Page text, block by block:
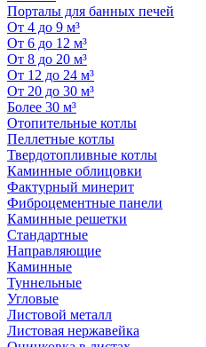
Порталы для банных печей
От 4 до 9 м³
От 6 до 12 м³
От 8 до 20 м³
От 12 до 24 м³
От 20 до 30 м³
Более 30 м³
Отопительные котлы
Пеллетные котлы
Твердотопливные котлы
Каминные облицовки
Фактурный минерит
Фиброцементные панели
Каминные решетки
Стандартные
Направляющие
Каминные
Туннельные
Угловые
Листовой металл
Листовая нержавейка